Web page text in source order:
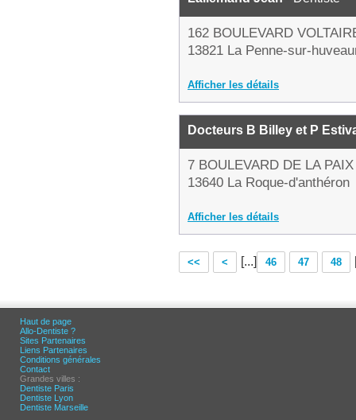
162 BOULEVARD
13821 La Penne-sur-
Afficher les détails
Docteurs B Billey et P
7 BOULEVARD DE LA PAIX
13640 La Roque-d'anthéron
Afficher les détails
<< < [...] 46 47 48
Haut de page
Allo-Dentiste ?
Sites Partenaires
Liens Partenaires
Conditions générales
Contact
Grandes villes :
Dentiste Paris
Dentiste Lyon
Dentiste Marseille